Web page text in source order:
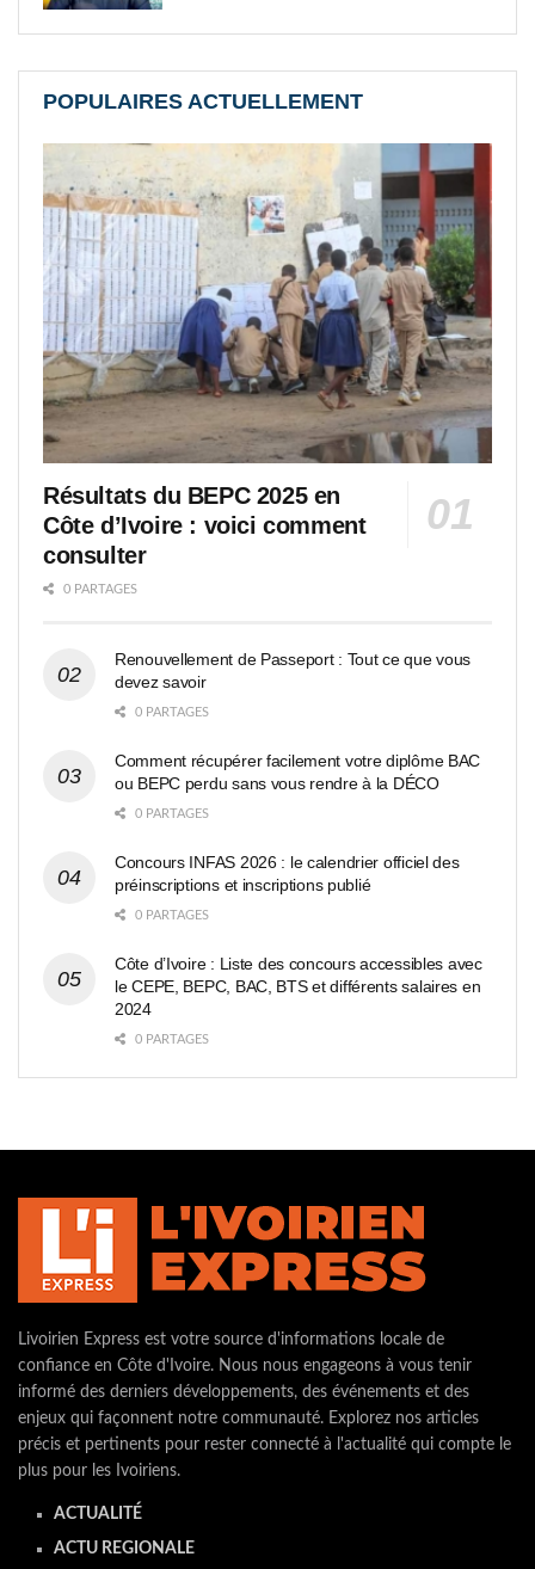
POPULAIRES ACTUELLEMENT
Résultats du BEPC 2025 en
Côte d’Ivoire : voici comment
consulter
0 PARTAGES
Renouvellement de Passeport : Tout ce que vous
devez savoir
0 PARTAGES
Comment récupérer facilement votre diplôme BAC
ou BEPC perdu sans vous rendre à la DÉCO
0 PARTAGES
Concours INFAS 2026 : le calendrier officiel des
préinscriptions et inscriptions publié
0 PARTAGES
Côte d’Ivoire : Liste des concours accessibles avec
le CEPE, BEPC, BAC, BTS et différents salaires en
2024
0 PARTAGES
Livoirien Express est votre source d'informations locale de
confiance en Côte d'Ivoire. Nous nous engageons à vous tenir
informé des derniers développements, des événements et des
enjeux qui façonnent notre communauté. Explorez nos articles
précis et pertinents pour rester connecté à l'actualité qui compte le
plus pour les Ivoiriens.
ACTUALITÉ
ACTU REGIONALE